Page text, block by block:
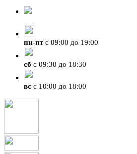
пн-птс 09:00 до 19:00
сб с 09:30 до 18:30
вс с 10:00 до 18:00